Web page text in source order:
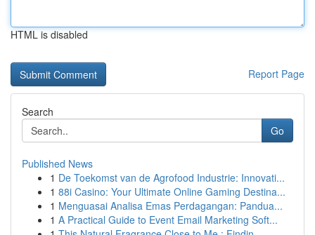
HTML is disabled
Report Page
Search
Go
Published News
1 De Toekomst van de Agrofood Industrie: Innovati...
1 88i Casino: Your Ultimate Online Gaming Destina...
1 Menguasai Analisa Emas Perdagangan: Pandua...
1 A Practical Guide to Event Email Marketing Soft...